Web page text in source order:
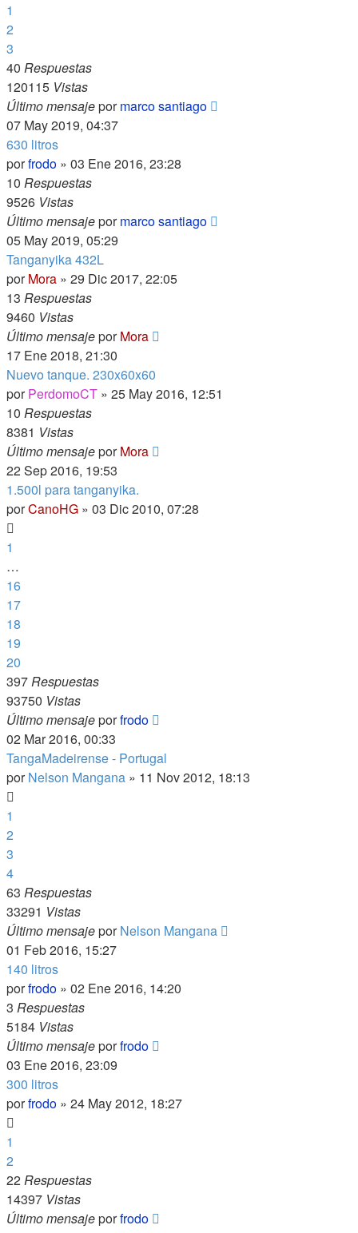
1
2
3
40 Respuestas
120115 Vistas
Último mensajepormarco santiago
07 May 2019, 04:37
630 litros
porfrodo » 03 Ene 2016, 23:28
10 Respuestas
9526 Vistas
Último mensajepormarco santiago
05 May 2019, 05:29
Tanganyika 432L
porMora » 29 Dic 2017, 22:05
13 Respuestas
9460 Vistas
Último mensajeporMora
17 Ene 2018, 21:30
Nuevo tanque. 230x60x60
porPerdomoCT » 25 May 2016, 12:51
10 Respuestas
8381 Vistas
Último mensajeporMora
22 Sep 2016, 19:53
1.500l para tanganyika.
porCanoHG » 03 Dic 2010, 07:28
1
…
16
17
18
19
20
397Respuestas
93750 Vistas
Último mensajeporfrodo
02 Mar 2016, 00:33
TangaMadeirense - Portugal
porNelson Mangana » 11 Nov 2012, 18:13
1
2
3
4
63 Respuestas
33291 Vistas
Último mensajeporNelson Mangana
01 Feb 2016, 15:27
140 litros
porfrodo » 02 Ene 2016, 14:20
3 Respuestas
5184 Vistas
Último mensajeporfrodo
03 Ene 2016, 23:09
300 litros
porfrodo » 24 May 2012, 18:27
1
2
22Respuestas
14397 Vistas
Último mensajeporfrodo